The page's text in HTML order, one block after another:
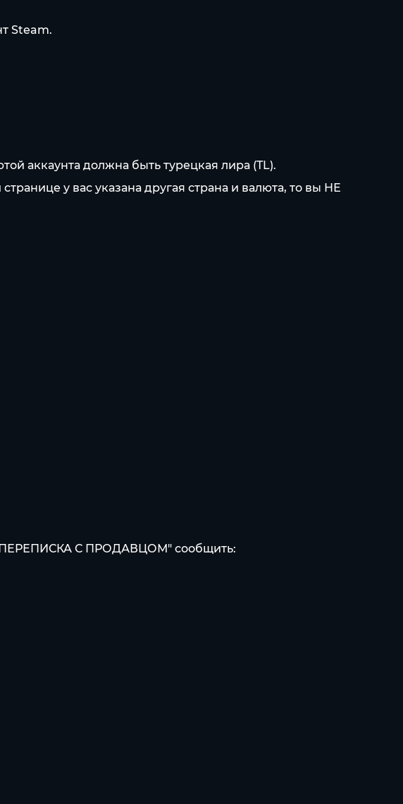
Steam.
аккаунта должна быть турецкая лира (TL).
странице у вас указана другая страна и валюта, то вы НЕ
С ПРОДАВЦОМ" сообщить: